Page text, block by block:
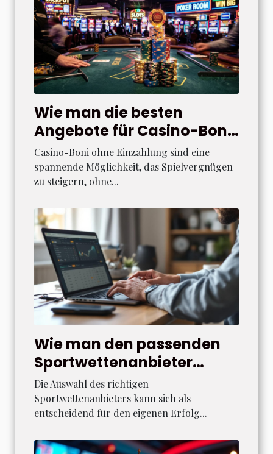
Wie man die besten
Angebote für Casino-Boni
ohne Einzahlung findet
Casino-Boni ohne Einzahlung sind eine
spannende Möglichkeit, das Spielvergnügen
zu steigern, ohne...
Wie man den passenden
Sportwettenanbieter
auswählt
Die Auswahl des richtigen
Sportwettenanbieters kann sich als
entscheidend für den eigenen Erfolg...